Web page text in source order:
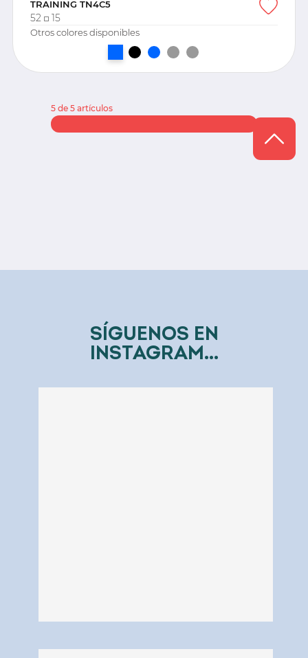
TRAINING TN4C5
52 15
Otros colores disponibles
5 de 5 artículos
SÍGUENOS EN
INSTAGRAM...